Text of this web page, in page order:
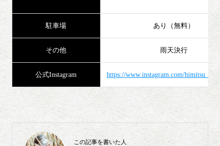
駐車場 あり（無料）
その他 雨天決行
公式Instagram https://www.instagram.com/
この記事を書いた人